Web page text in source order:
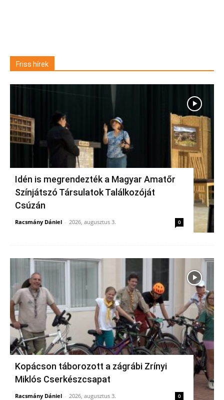
Friss hírek
Idén is megrendezték a Magyar Amatőr
Színjátszó Társulatok Találkozóját
Csúzán
Racsmány Dániel - 2026, augusztus 3. 0
Kopácson táborozott a zágrábi Zrínyi
Miklós Cserkészcsapat
Racsmány Dániel - 2026, augusztus 3. 0